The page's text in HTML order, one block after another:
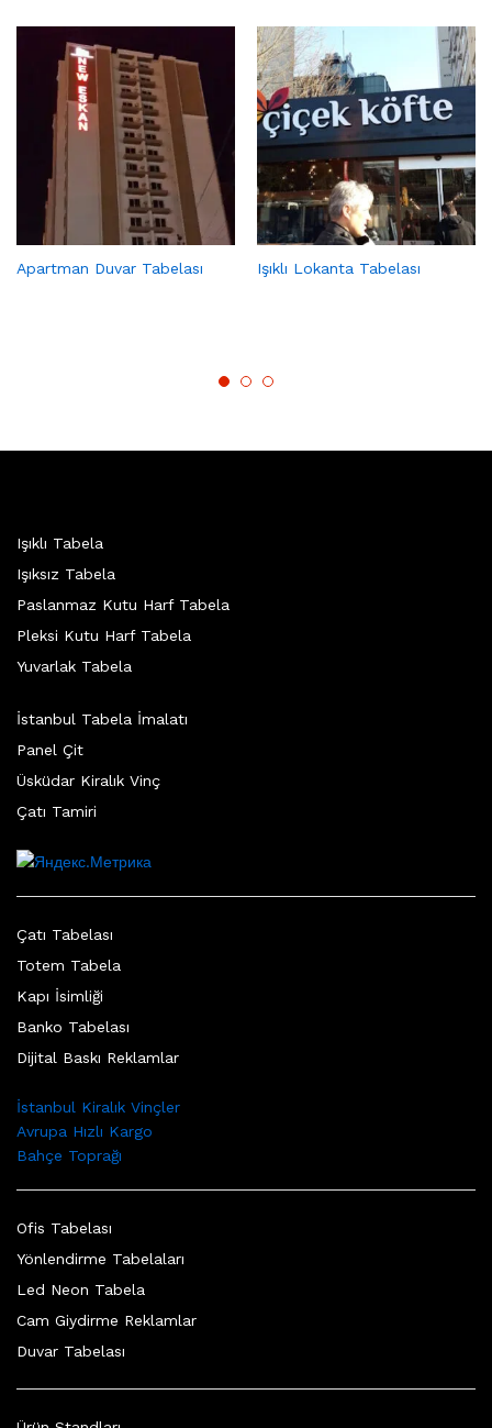
Apartman Duvar Tabelası Işıklı Lokanta Tabelası
Işıklı Tabela
Işıksız Tabela
Paslanmaz Kutu Harf Tabela
Pleksi Kutu Harf Tabela
Yuvarlak Tabela
İstanbul Tabela İmalatı
Panel Çit
Üsküdar Kiralık Vinç
Çatı Tamiri
Çatı Tabelası
Totem Tabela
Kapı İsimliği
Banko Tabelası
Dijital Baskı Reklamlar
İstanbul Kiralık Vinçler
Avrupa Hızlı Kargo
Bahçe Toprağı
Ofis Tabelası
Yönlendirme Tabelaları
Led Neon Tabela
Cam Giydirme Reklamlar
Duvar Tabelası